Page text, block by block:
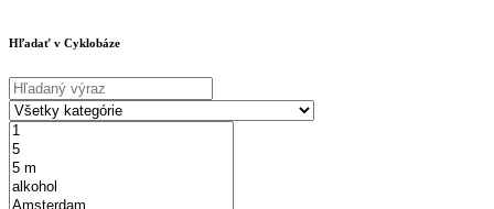
Hľadať v Cyklobáze